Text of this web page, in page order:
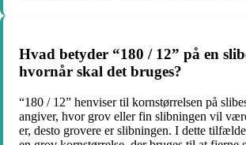
Hvad betyder “180 / 12” på en
hvornår skal det bruges?
“180 / 12” henviser til kornstørrelsen på
angiver, hvor grov eller fin slibningen vil
er, desto grovere er slibningen. I dette